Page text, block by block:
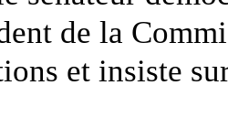
de la
et insiste